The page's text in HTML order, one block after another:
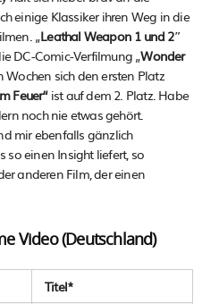
einige Klassiker ihren Weg in die
„Leathal Weapon 1 und 2″
DC-Comic-Verfilmung „Wonder
Wochen sich den ersten Platz
Feuer“ist auf dem 2. Platz. Habe
noch nie etwas gehört.
mir ebenfalls gänzlich
so einen Insight liefert, so
anderen Film, der einen
Video (Deutschland)
Titel*